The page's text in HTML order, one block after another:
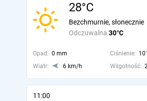
28°C
Odczuwalna 30°C
Bezchmurnie, słonecznie
Opad: 0 mm Ciśnienie:
Wiatr:
6 km/h Wilgotność:
11:00